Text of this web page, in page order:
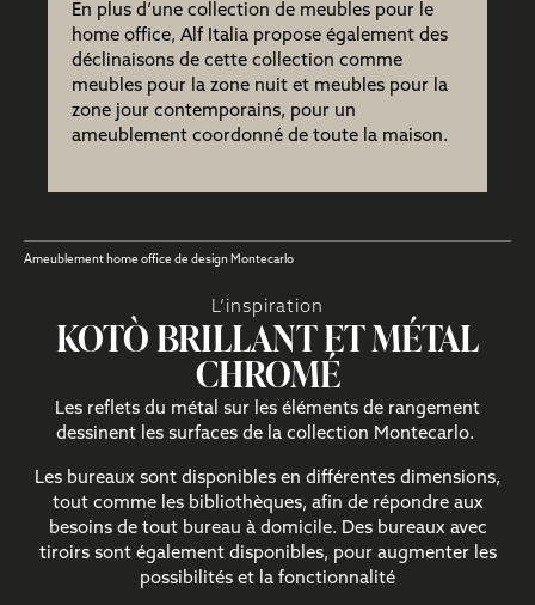
En plus d‘une collection de meubles pour le
home office, Alf Italia propose également des
déclinaisons de cette collection comme
meubles pour la zone nuit et meubles pour la
zone jour contemporains, pour un
ameublement coordonné de toute la maison.
Ameublement home office de design Montecarlo
L’inspiration
KOTÒ BRILLANT ET MÉTAL
CHROMÉ
Les reflets du métal sur les éléments de rangement
dessinent les surfaces de la collection Montecarlo.
Les bureaux sont disponibles en différentes dimensions,
tout comme les bibliothèques, afin de répondre aux
besoins de tout bureau à domicile. Des bureaux avec
tiroirs sont également disponibles, pour augmenter les
possibilités et la fonctionnalité